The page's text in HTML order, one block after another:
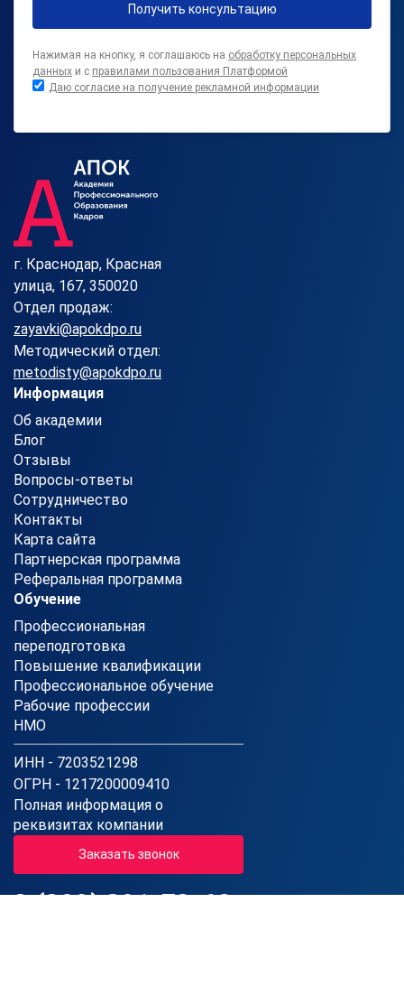
Получить консультацию
Нажимая на кнопку, я соглашаюсь на обработку персональных
данных и с правилами пользования Платформой
Даю согласие на получение рекламной информации
г. Краснодар, Красная
улица, 167, 350020
Отдел продаж:
zayavki@apokdpo.ru
Методический отдел:
metodisty@apokdpo.ru
Информация
Об академии
Блог
Отзывы
Вопросы-ответы
Сотрудничество
Контакты
Карта сайта
Партнерская программа
Реферальная программа
Обучение
Профессиональная
переподготовка
Повышение квалификации
Профессиональное обучение
Рабочие профессии
НМО
ИНН - 7203521298
ОГРН - 1217200009410
Полная информация о
реквизитах компании
Заказать звонок
8 (800) 301-78-62